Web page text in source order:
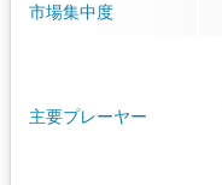
市場集中度
主要プレーヤー